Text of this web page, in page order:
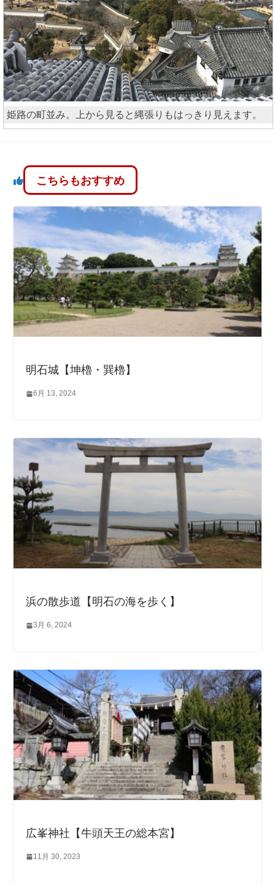
姫路の町並み。上から見ると縄張りもはっきり見えます。
こちらもおすすめ
明石城【坤櫓・巽櫓】
6月 13, 2024
浜の散歩道【明石の海を歩く】
3月 6, 2024
広峯神社【牛頭天王の総本宮】
11月 30, 2023